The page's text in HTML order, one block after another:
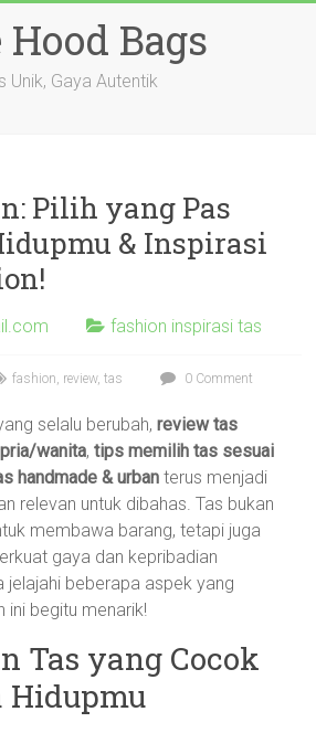
Bags
Unik, Gaya Autentik
Pilih yang Pas
& Inspirasi
fashion inspirasi tas
fashion, review,tas 0 Comment
selalu berubah,review tas
wanita,tips memilih tas sesuai
handmade & urban terus menjadi
relevan untuk dibahas. Tas bukan
membawa barang, tetapi juga
gaya dan kepribadian
jelajahi beberapa aspek yang
ini begitu menarik!
Tas yang Cocok
Hidupmu